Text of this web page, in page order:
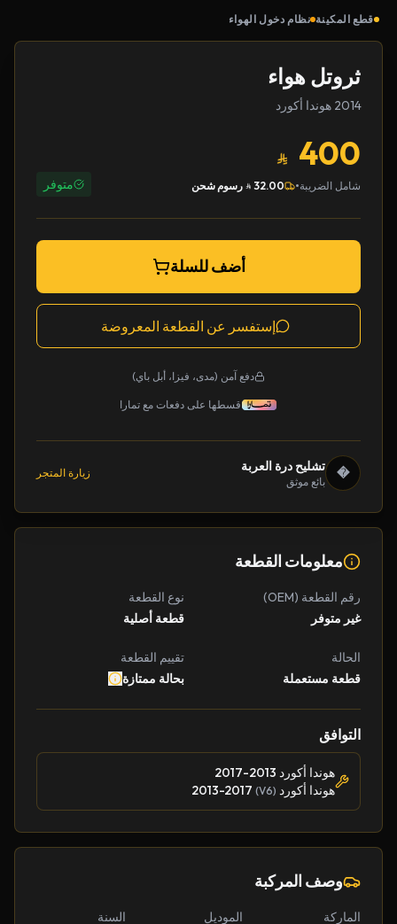
قطع المكينة نظام دخول الهواء
ثروتل هواء
2014 هوندا أكورد
400
شامل الضريبة•
32.00 رسوم شحن متوفر
أضف للسلة
إستفسر عن القطعة المعروضة
دفع آمن (مدى، فيزا، أبل باي)
قسطها على دفعات مع تمارا
� تشليح درة العربة
بائع موثق
زيارة المتجر
معلومات القطعة
رقم القطعة (OEM)
غير متوفر
نوع القطعة
قطعة أصلية
الحالة
قطعة مستعملة
تقييم القطعة
بحالة ممتازة
التوافق
هوندا أكورد 2013-2017
هوندا أكورد (V6)
وصف المركبة
الماركة الموديل السنة